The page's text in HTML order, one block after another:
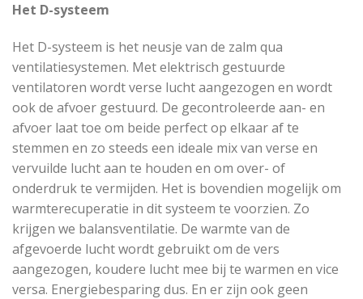
Het D-systeem
Het D-systeem is het neusje van de zalm qua
ventilatiesystemen. Met elektrisch gestuurde
ventilatoren wordt verse lucht aangezogen en wordt
ook de afvoer gestuurd. De gecontroleerde aan- en
afvoer laat toe om beide perfect op elkaar af te
stemmen en zo steeds een ideale mix van verse en
vervuilde lucht aan te houden en om over- of
onderdruk te vermijden. Het is bovendien mogelijk om
warmterecuperatie in dit systeem te voorzien. Zo
krijgen we balansventilatie. De warmte van de
afgevoerde lucht wordt gebruikt om de vers
aangezogen, koudere lucht mee bij te warmen en vice
versa. Energiebesparing dus. En er zijn ook geen